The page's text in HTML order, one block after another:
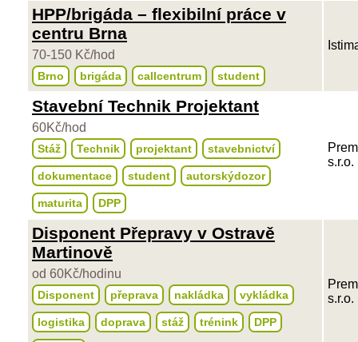
HPP/brigáda – flexibilní práce v
centru Brna
70-150 Kč/hod
Brno brigáda callcentrum student
Stavební Technik Projektant
60Kč/hod
Stáž Technik projektant stavebnictví
dokumentace student autorskýdozor
maturita DPP
s.r.o.
Disponent Přepravy v Ostravě
Martinově
od 60Kč/hodinu
Disponent přeprava nakládka vykládka
logistika doprava stáž trénink DPP
s.r.o.